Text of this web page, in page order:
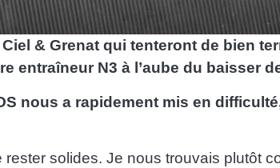
& Grenat qui tenteront de bien
entraîneur N3 à l’aube du baisser
nous a rapidement mis en
solides. Je nous trouvais plutôt